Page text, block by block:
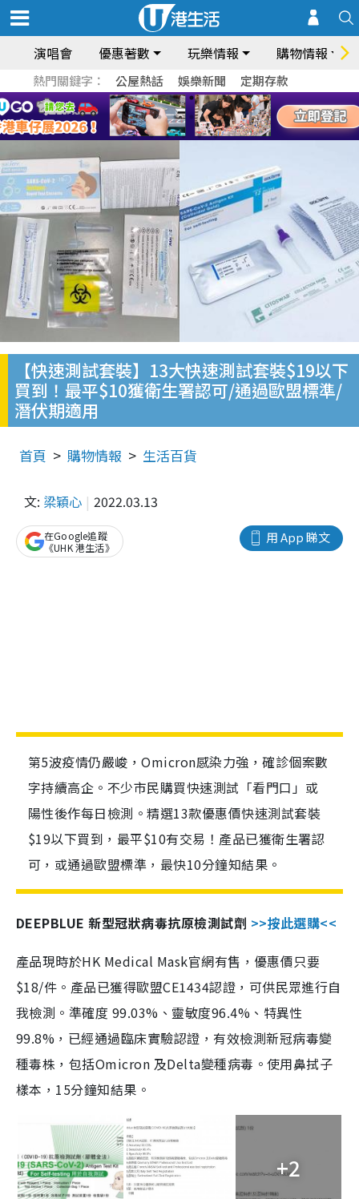
演唱會 優惠著數 玩樂情報 購物情報
熱門關鍵字： 公屋熱話 娛樂新聞 定期存款
【快速測試套裝】13大快速測試套裝$19以下
買到！最平$10獲衛生署認可/通過歐盟標準/
潛伏期適用
首頁 購物情報 生活百貨
文: 梁穎心 2022.03.13
用 App 睇文
在Google追蹤
《UHK 港生活》
第5波疫情仍嚴峻，Omicron感染力強，確診個案數
字持續高企。不少市民購買快速測試「看門口」或
陽性後作每日檢測。精選13款優惠價快速測試套裝
$19以下買到，最平$10有交易！產品已獲衛生署認
可，或通過歐盟標準，最快10分鐘知結果。
DEEPBLUE 新型冠狀病毒抗原檢測試劑 >>按此選購<<
產品現時於HK Medical Mask官網有售，優惠價只要
$18/件。產品已獲得歐盟CE1434認證，可供民眾進行自
我檢測。準確度 99.03%、靈敏度96.4%、特異性
99.8%，已經通過臨床實驗認證，有效檢測新冠病毒變
種毒株，包括Omicron 及Delta變種病毒。使用鼻拭子
樣本，15分鐘知結果。
+2